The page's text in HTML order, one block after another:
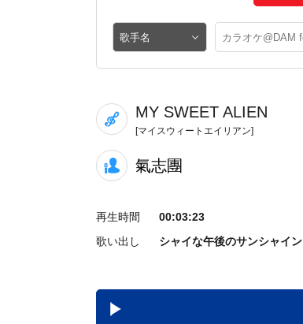
MY SWEET ALIEN
[マイスウィートエイリアン]
氣志團
再生時間
00:03:23
歌い出し
シャイな午後のサンシャイン